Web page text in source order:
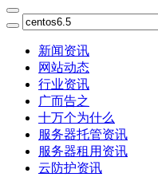
新闻资讯
网站动态
行业资讯
广而告之
十万个为什么
服务器托管资讯
服务器租用资讯
云防护资讯